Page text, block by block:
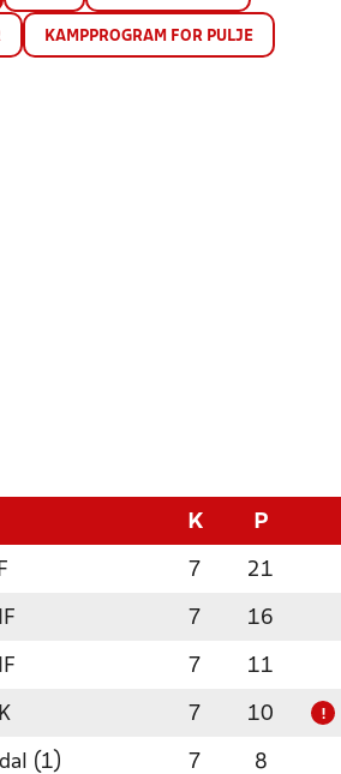
KAMPPROGRAM FOR PULJE
K P
7 21
7 16
7 11
7 10 !
(1) 7 8